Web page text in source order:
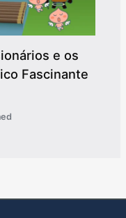
e os
Fascinante